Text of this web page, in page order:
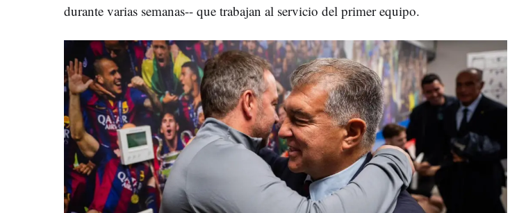
durante varias semanas-- que trabajan al servicio del primer equipo.